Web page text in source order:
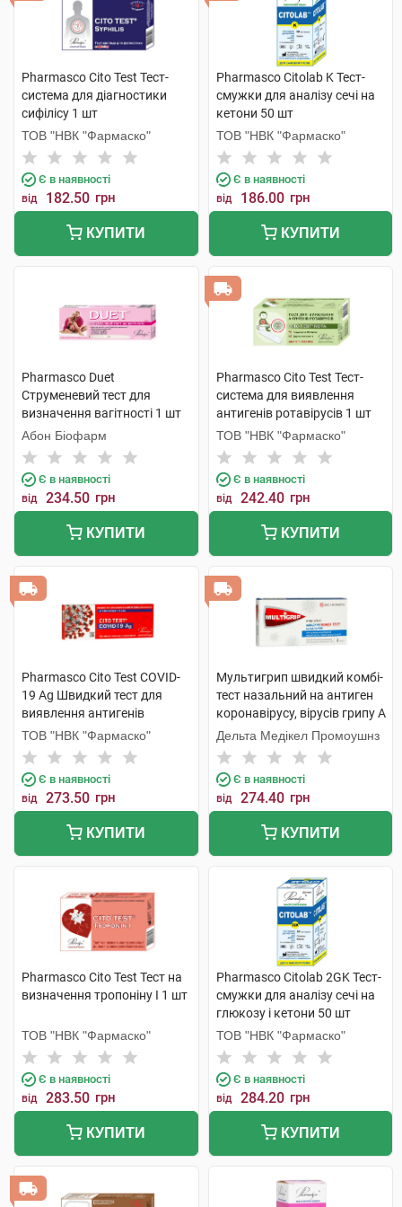
Pharmasco Cito Test Тест-
система для діагностики
cифілісу 1 шт
ТОВ "НВК "Фармаско"
Є в наявності
від 182.50 грн
КУПИТИ
Pharmasco Citolab K Тест-
смужки для аналізу сечі на
кетони 50 шт
ТОВ "НВК "Фармаско"
Є в наявності
від 186.00 грн
КУПИТИ
Pharmasco Duet
Струменевий тест для
визначення вагітності 1 шт
Абон Біофарм
Є в наявності
від 234.50 грн
КУПИТИ
Pharmasco Cito Test Тест-
система для виявлення
антигенів ротавірусів 1 шт
ТОВ "НВК "Фармаско"
Є в наявності
від 242.40 грн
КУПИТИ
Pharmasco Cito Test COVID-
19 Ag Швидкий тест для
виявлення антигенів
коронавірусу для
самоконтролю 1 шт
ТОВ "НВК "Фармаско"
Є в наявності
від 273.50 грн
КУПИТИ
Мультигрип швидкий комбі-
тест назальний на антиген
коронавірусу, вірусів грипу А
та В 1 шт
Дельта Медікел Промоушнз
Є в наявності
від 274.40 грн
КУПИТИ
Pharmasco Cito Test Тест на
визначення тропоніну І 1 шт
ТОВ "НВК "Фармаско"
Є в наявності
від 283.50 грн
КУПИТИ
Pharmasco Citolab 2GK Тест-
смужки для аналізу сечі на
глюкозу і кетони 50 шт
ТОВ "НВК "Фармаско"
Є в наявності
від 284.20 грн
КУПИТИ